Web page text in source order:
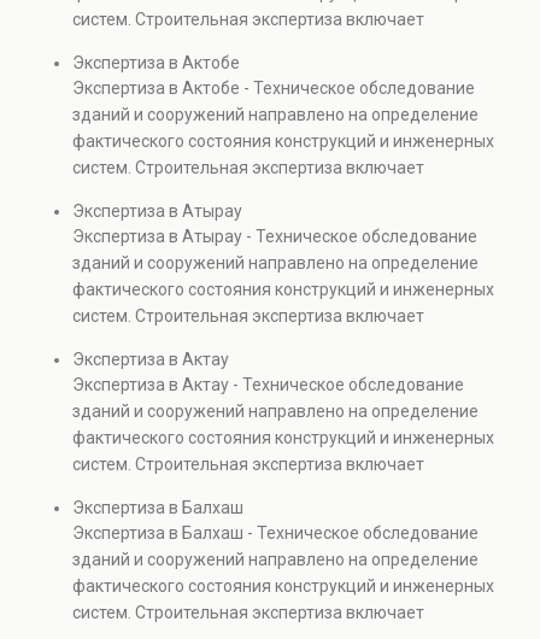
проверках.
систем. Строительная экспертиза включает
элементов и оценку эксплуатационной безопасности.
Услуга востребована при покупке недвижимости,
капитальном ремонте и реконструкции объектов, а
также при судебных разбирательствах и технических
проверках.
Экспертиза в Актобе
Экспертиза в Актобе - Техническое обследование
зданий и сооружений направлено на определение
фактического состояния конструкций и инженерных
систем. Строительная экспертиза включает
элементов и оценку эксплуатационной безопасности.
Услуга востребована при покупке недвижимости,
капитальном ремонте и реконструкции объектов, а
также при судебных разбирательствах и технических
проверках.
Экспертиза в Атырау
Экспертиза в Атырау - Техническое обследование
зданий и сооружений направлено на определение
фактического состояния конструкций и инженерных
систем. Строительная экспертиза включает
элементов и оценку эксплуатационной безопасности.
Услуга востребована при покупке недвижимости,
капитальном ремонте и реконструкции объектов, а
также при судебных разбирательствах и технических
проверках.
Экспертиза в Актау
Экспертиза в Актау - Техническое обследование
зданий и сооружений направлено на определение
фактического состояния конструкций и инженерных
систем. Строительная экспертиза включает
элементов и оценку эксплуатационной безопасности.
Услуга востребована при покупке недвижимости,
капитальном ремонте и реконструкции объектов, а
также при судебных разбирательствах и технических
проверках.
Экспертиза в Балхаш
Экспертиза в Балхаш - Техническое обследование
зданий и сооружений направлено на определение
фактического состояния конструкций и инженерных
систем. Строительная экспертиза включает